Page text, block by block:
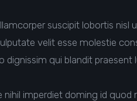
suscipit lobortis nisl
velit esse molestie
qui blandit praesent
imperdiet doming id